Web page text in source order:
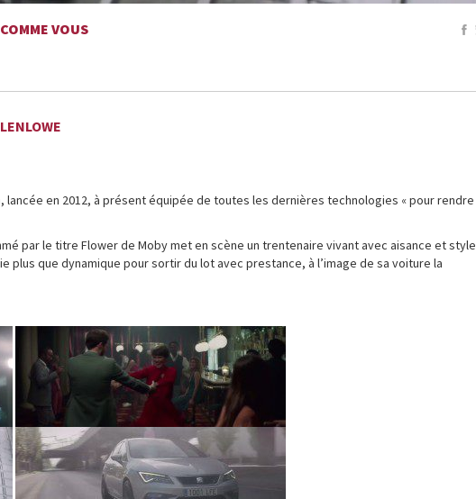
VOUS
en 2012, à présent équipée de toutes les dernières technologies « pour rendre
par le titre Flower de Moby met en scène un trentenaire vivant avec aisance et style
plus que dynamique pour sortir du lot avec prestance, à l’image de sa voiture la